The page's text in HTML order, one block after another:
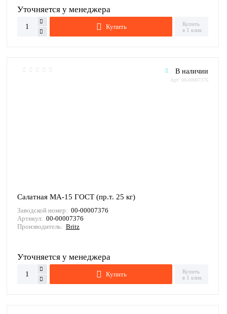
Уточняется у менеджера
Купить
Купить
в 1 клик
В наличии
Арт: 00-00007376
Салатная МА-15 ГОСТ (пр.т. 25 кг)
Заводской номер: 00-00007376
Артикул: 00-00007376
Производитель: Britz
Уточняется у менеджера
Купить
Купить
в 1 клик